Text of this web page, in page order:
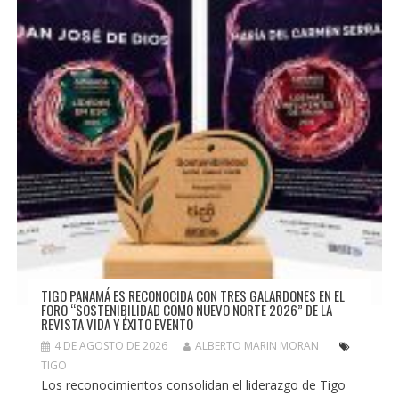
TIGO PANAMÁ ES RECONOCIDA CON TRES GALARDONES EN EL
FORO “SOSTENIBILIDAD COMO NUEVO NORTE 2026” DE LA
REVISTA VIDA Y ÉXITO EVENTO
4 DE AGOSTO DE 2026
ALBERTO MARIN MORAN
TIGO
Los reconocimientos consolidan el liderazgo de Tigo